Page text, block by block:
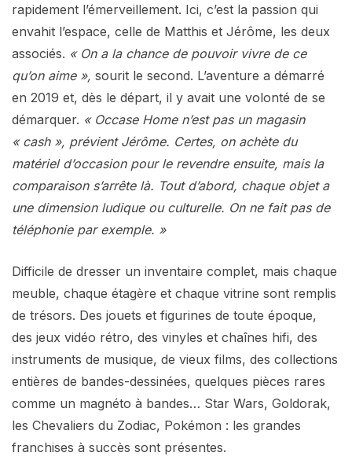
rapidement l’émerveillement. Ici, c’est la passion qui
envahit l’espace, celle de Matthis et Jérôme, les deux
associés. « On a la chance de pouvoir vivre de ce
qu’on aime », sourit le second. L’aventure a démarré
en 2019 et, dès le départ, il y avait une volonté de se
démarquer. « Occase Home n’est pas un magasin
« cash », prévient Jérôme. Certes, on achète du
matériel d’occasion pour le revendre ensuite, mais la
comparaison s’arrête là. Tout d’abord, chaque objet a
une dimension ludique ou culturelle. On ne fait pas de
téléphonie par exemple. »
Difficile de dresser un inventaire complet, mais chaque
meuble, chaque étagère et chaque vitrine sont remplis
de trésors. Des jouets et figurines de toute époque,
des jeux vidéo rétro, des vinyles et chaînes hifi, des
instruments de musique, de vieux films, des collections
entières de bandes-dessinées, quelques pièces rares
comme un magnéto à bandes… Star Wars, Goldorak,
les Chevaliers du Zodiac, Pokémon : les grandes
franchises à succès sont présentes.